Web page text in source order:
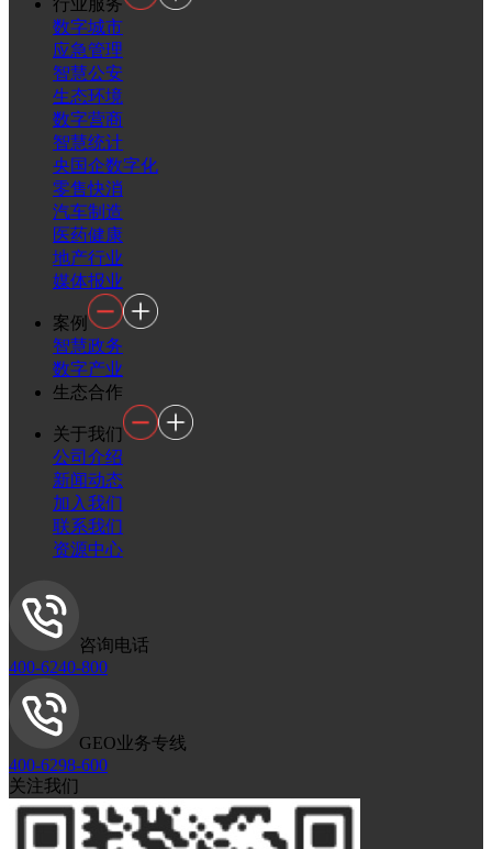
数字城市
应急管理
智慧公安
生态环境
数字营商
智慧统计
央国企数字化
零售快消
汽车制造
医药健康
地产行业
媒体报业
案例
智慧政务
数字产业
生态合作
关于我们
公司介绍
新闻动态
加入我们
联系我们
资源中心
咨询电话
400-6240-800
GEO业务专线
400-6298-600
关注我们